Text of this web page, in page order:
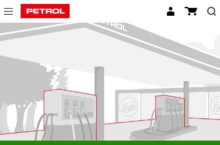
Prodajna
mesta